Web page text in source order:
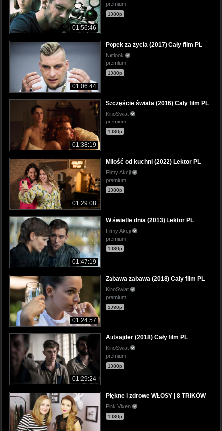
01:56:46
premium
1080p
01:06:44
Popek za życia (2017) Cały film PL
Netlook
premium
1080p
01:38:19
Szczęście świata (2016) Cały film PL
KinoSwiat
premium
1080p
01:29:08
Miłość od kuchni (2022) Lektor PL
Filmy Akcji
premium
1080p
01:47:19
W świetle dnia (2013) Lektor PL
Filmy Akcji
premium
1080p
01:24:57
Zabawa zabawa (2018) Cały film PL
KinoSwiat
premium
1080p
01:29:24
Autsajder (2018) Cały film PL
KinoSwiat
premium
1080p
Piękne i zdrowe WŁOSY | 8 TRIKÓW
Pink Vixen
1080p